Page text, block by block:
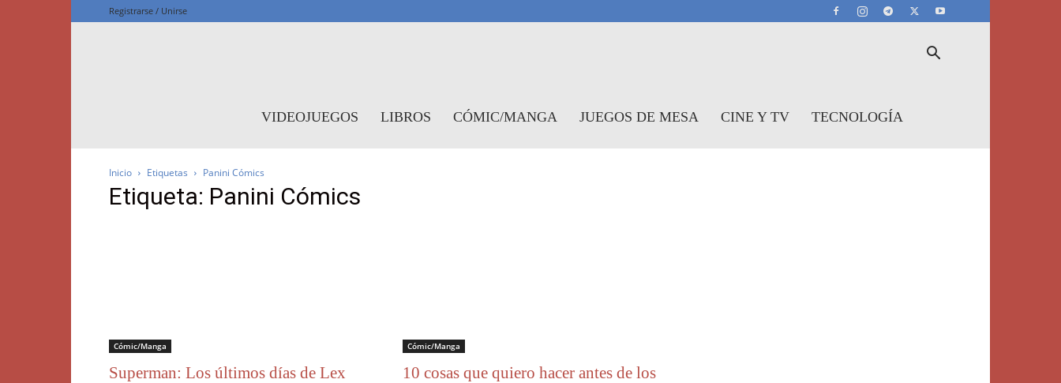
Registrarse / Unirse
VIDEOJUEGOS LIBROS CÓMIC/MANGA JUEGOS DE MESA CINE Y TV TECNOLOGÍA
Inicio Etiquetas Panini Cómics
Etiqueta: Panini Cómics
Cómic/Manga
Superman: Los últimos días de Lex
Cómic/Manga
10 cosas que quiero hacer antes de los